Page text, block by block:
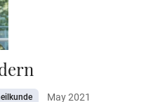
May 2021